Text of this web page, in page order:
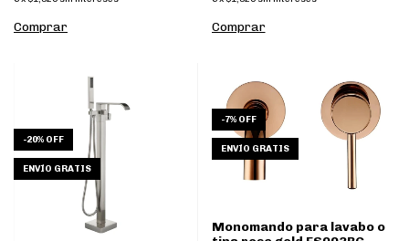
-20% OFF
ENVÍO GRATIS
-7% OFF
ENVÍO GRATIS
Monomando para lavabo o